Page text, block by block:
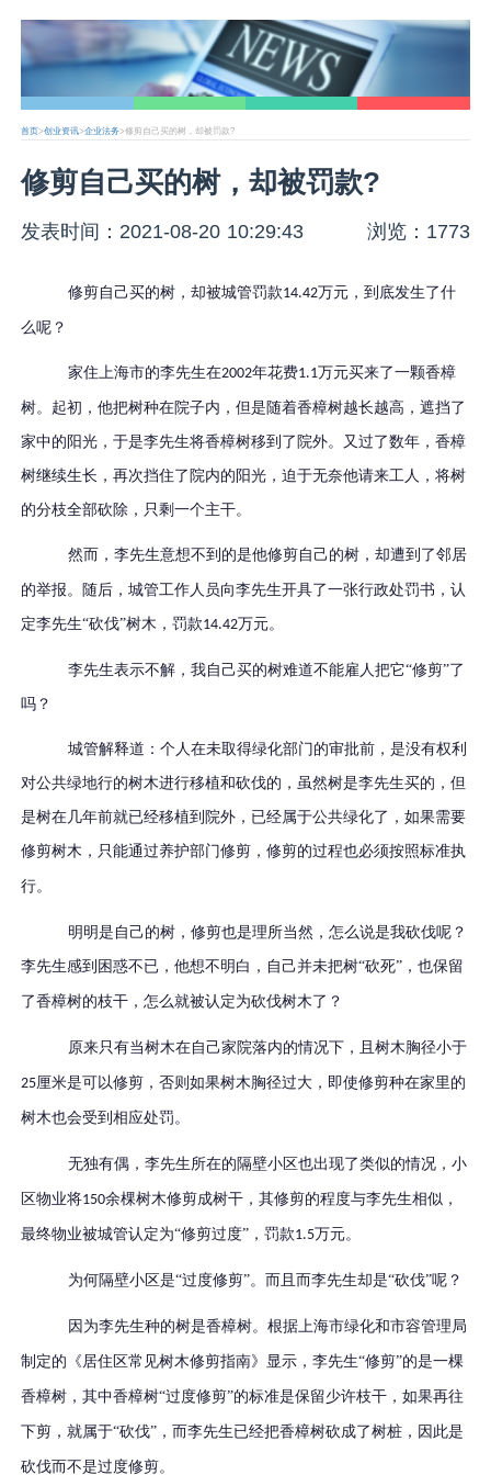
首页>创业资讯>企业法务>修剪自己买的树，却被罚款?
修剪自己买的树，却被罚款?
发表时间：2021-08-20 10:29:43 浏览：1773
修剪自己买的树，却被城管罚款14.42万元 ，到底发生了什
么呢？
家住上海市的李先生在2002年花费1.1万元买来了一颗香樟
树。起初，他把树种在院子内，但是随着香樟树越长越高，遮挡了
家中的阳光，于是李先生将香樟树移到了院外。又过了数年，香樟
树继续生长，再次挡住了院内的阳光，迫于无奈他请来工人，将树
的分枝全部砍除，只剩一个主干。
然而，李先生意想不到的是他修剪自己的树 ，却遭到了邻居
的举报。随后，城管工作人员向李先生开具了一张行政处罚书，认
定李先生“砍伐”树木，罚款14.42万元。
李先生表示不解，我自己买的树难道不能雇人把它“修剪”了
吗？
城管解释道：个人在未取得绿化部门的审批前，是没有权利
对公共绿地行的树木进行移植和砍伐的，虽然树是李先生买的，但
是树在几年前就已经移植到院外，已经属于公共绿化了，如果需要
修剪树木，只能通过养护部门修剪，修剪的过程也必须按照标准执
行。
明明是自己的树，修剪也是理所当然，怎么说是我砍伐呢？
李先生感到困惑不已，他想不明白，自己并未把树“砍死” ，也保留
了香樟树的枝干，怎么就被认定为砍伐树木了？
原来只有当树木在自己家院落内的情况下 ，且树木胸径小于
25厘米是可以修剪 ，否则如果树木胸径过大，即使修剪种在家里的
树木也会受到相应处罚。
无独有偶 ，李先生所在的隔壁小区也出现了类似的情况，小
区物业将150余棵树木修剪成树干，其修剪的程度与李先生相似，
最终物业被城管认定为“修剪过度” ，罚款1.5万元。
为何隔壁小区是“过度修剪”。 而且 而李先生却是“砍伐”呢？
因为李先生种的树是香樟树。根据上海市绿化和市容管理局
制定的《居住区常见树木修剪指南》显示，李先生“修剪”的是一棵
香樟树，其中香樟树“过度修剪”的标准是保留少许枝干，如果再往
下剪，就属于“砍伐” ，而李先生已经把香樟树砍成了树桩，因此是
砍伐而不是过度修剪。